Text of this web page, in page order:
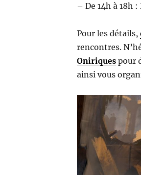
– De 14h à 18h :
Pour les détails,
rencontres.
Oniriquespour
ainsi vous